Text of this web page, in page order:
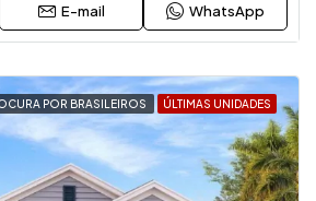
E-mail WhatsApp
POR BRASILEIROS ÚLTIMAS UNIDADES